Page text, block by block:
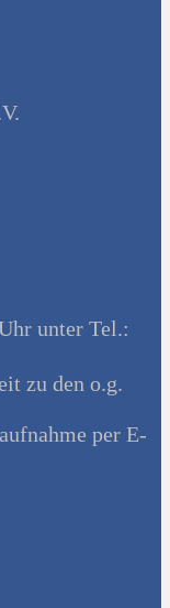
unter Tel.:
zu den o.g.
per E-